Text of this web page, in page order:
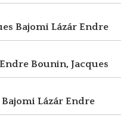
Bajomi Lázár Endre
Bounin, Jacques
Bajomi Lázár Endre